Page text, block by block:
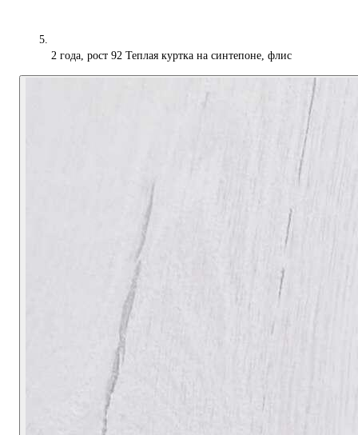
2 года, рост 92 Теплая куртка на синтепоне, флис